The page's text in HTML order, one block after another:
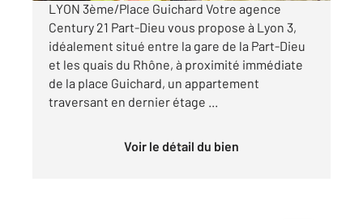
LYON 3ème/Place Guichard Votre agence
Century 21 Part-Dieu vous propose à Lyon 3,
idéalement situé entre la gare de la Part-Dieu
et les quais du Rhône, à proximité immédiate
de la place Guichard, un appartement
traversant en dernier étage ...
Voir le détail du bien